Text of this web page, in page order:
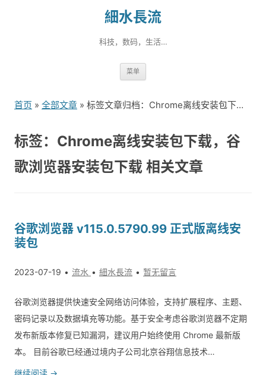
細水長流
科技，数码，生活…
菜单
到
首页 » 全部文章 » 标签文章归档：Chrome离线安装包下载，谷歌浏览器安装包下载（1）
标签：Chrome离线安装包下载，谷
歌浏览器安装包下载 相关文章
谷歌浏览器 v115.0.5790.99 正式版离线安
装包
2023-07-19 流水 細水長流 暂无留言
谷歌浏览器提供快速安全网络访问体验，支持扩展程序、主题、
密码记录以及数据填充等功能。基于安全考虑谷歌浏览器不定期
发布新版本修复已知漏洞，建议用户始终使用 Chrome 最新版
本。 目前谷歌已经通过境内子公司北京谷翔信息技术…
继续阅读 →